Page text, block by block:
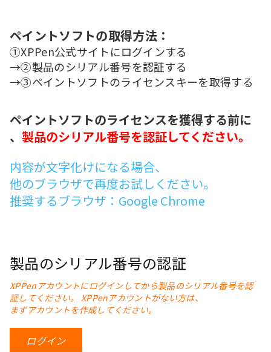
ペイントソフトの取得方法：
①XPPen公式サイトにログインする
→②製品のシリアル番号を認証する
→③ペイントソフトのライセンスキーを取得する
ペイントソフトのライセンスを獲得する前に
、 製品のシリアル番号を認証してください。
内容が文字化けになる場合、
他のブラウザで再度お試しください。
推奨するブラウザ：Google Chrome
製品のシリアル番号の認証
XPPenアカウントにログインしてから製品のシリアル番号を認
証してください。 XPPenアカウントがない方は、
まずアカウントを作成してください。
ログイン